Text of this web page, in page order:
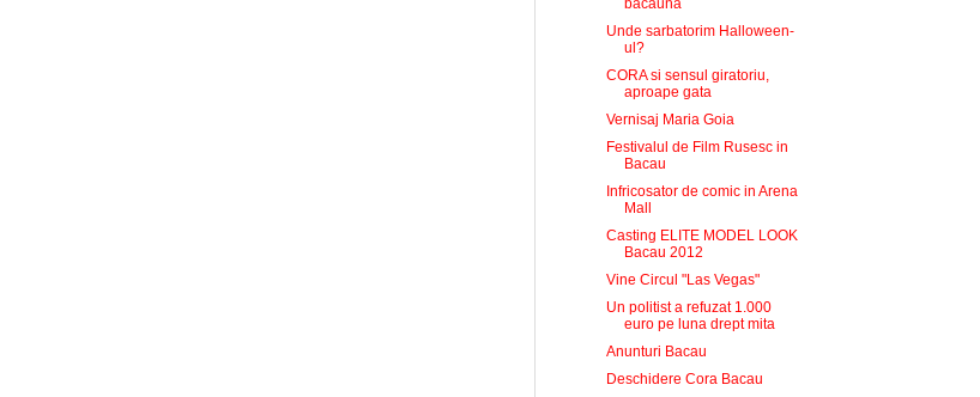
bacauna
Unde sarbatorim Halloween-
ul?
CORA si sensul giratoriu,
aproape gata
Vernisaj Maria Goia
Festivalul de Film Rusesc in
Bacau
Infricosator de comic in Arena
Mall
Casting ELITE MODEL LOOK
Bacau 2012
Vine Circul "Las Vegas"
Un politist a refuzat 1.000
euro pe luna drept mita
Anunturi Bacau
Deschidere Cora Bacau